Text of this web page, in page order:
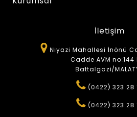
İletişim
Niyazi Mahallesi İnönü
Cadde AVM no:144
Battalgazi/
(0422) 323 28
(0422) 323 28